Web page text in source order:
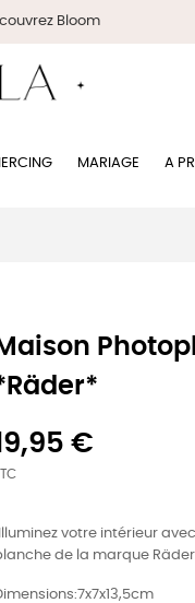
Bloom
MARIAGE A
Maison
€
TTC
votre intérieur
de la marque